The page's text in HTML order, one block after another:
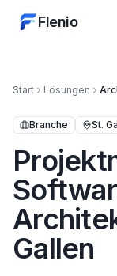
Flenio
Start Lösungen
Branche St.
Gallen